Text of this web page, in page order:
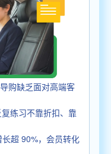
购缺乏面对高端客
练习不靠折扣、靠
超 90%，会员转化